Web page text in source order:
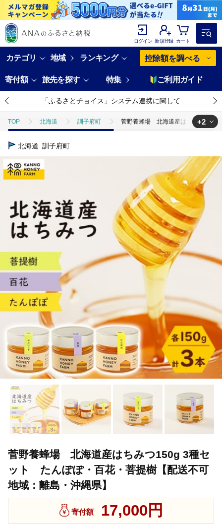
ログイン 新規登録 カート
カテゴリ 地域 ランキング 控除額を調べる
寄付額 旅先を探す 特集 ご利用ガイド
「ふるさとチョイス」システム連携に関して
TOP 北海道 訓子府町 菅野養蜂場 北海道産はちみつ150g
TOP
菅野養蜂場 北海道産はちみつ
+2
北海道 訓子府町
菅野養蜂場 北海道産はちみつ150g 3種セ
ット たんぽぽ・百花・菩提樹【配送不可
地域：離島・沖縄県】
寄付額 17,000円